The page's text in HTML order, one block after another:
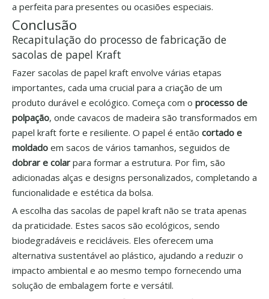
a perfeita para presentes ou ocasiões especiais.
Conclusão
Recapitulação do processo de fabricação de
sacolas de papel Kraft
Fazer sacolas de papel kraft envolve várias etapas
importantes, cada uma crucial para a criação de um
produto durável e ecológico. Começa com o processo de
polpação, onde cavacos de madeira são transformados em
papel kraft forte e resiliente. O papel é então cortado e
moldado em sacos de vários tamanhos, seguidos de
dobrar e colar para formar a estrutura. Por fim, são
adicionadas alças e designs personalizados, completando a
funcionalidade e estética da bolsa.
A escolha das sacolas de papel kraft não se trata apenas
da praticidade. Estes sacos são ecológicos, sendo
biodegradáveis ​​e recicláveis. Eles oferecem uma
alternativa sustentável ao plástico, ajudando a reduzir o
impacto ambiental e ao mesmo tempo fornecendo uma
solução de embalagem forte e versátil.